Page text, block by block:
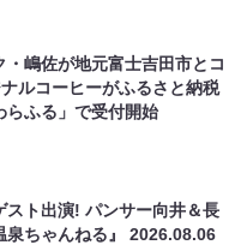
・嶋佐が地元富士吉田市とコ
ルコーヒーがふるさと納税
らふる」で受付開始
スト出演! パンサー向井＆長
泉ちゃんねる』2026.08.06